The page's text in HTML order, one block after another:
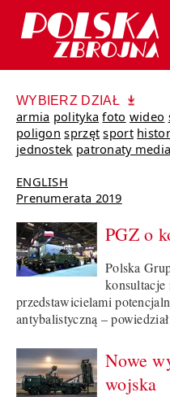
WYBIERZ DZIAŁ
armia polityka foto wideo
poligon sprzęt sport
jednostek patronaty
ENGLISH
Prenumerata 2019
PGZ o
Polska
przedstawicielami
antybalistyczną –
Nowe
wojska